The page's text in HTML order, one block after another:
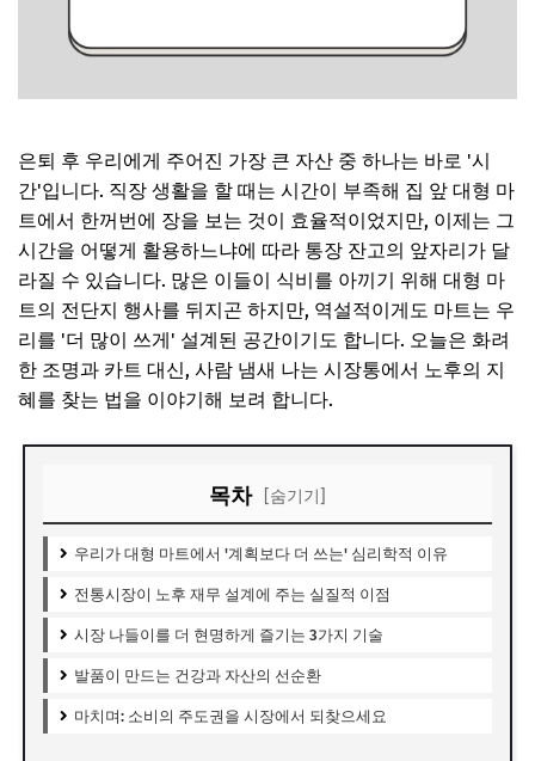
은퇴 후 우리에게 주어진 가장 큰 자산 중 하나는 바로 '시
간'입니다. 직장 생활을 할 때는 시간이 부족해 집 앞 대형 마
트에서 한꺼번에 장을 보는 것이 효율적이었지만, 이제는 그
시간을 어떻게 활용하느냐에 따라 통장 잔고의 앞자리가 달
라질 수 있습니다. 많은 이들이 식비를 아끼기 위해 대형 마
트의 전단지 행사를 뒤지곤 하지만, 역설적이게도 마트는 우
리를 '더 많이 쓰게' 설계된 공간이기도 합니다. 오늘은 화려
한 조명과 카트 대신, 사람 냄새 나는 시장통에서 노후의 지
혜를 찾는 법을 이야기해 보려 합니다.
목차 [숨기기]
우리가 대형 마트에서 '계획보다 더 쓰는' 심리학적 이유
전통시장이 노후 재무 설계에 주는 실질적 이점
시장 나들이를 더 현명하게 즐기는 3가지 기술
발품이 만드는 건강과 자산의 선순환
마치며: 소비의 주도권을 시장에서 되찾으세요